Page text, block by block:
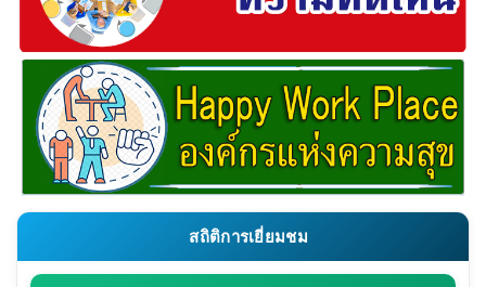
สถิติการเยี่ยมชม